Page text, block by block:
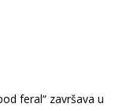
feral“ završava u